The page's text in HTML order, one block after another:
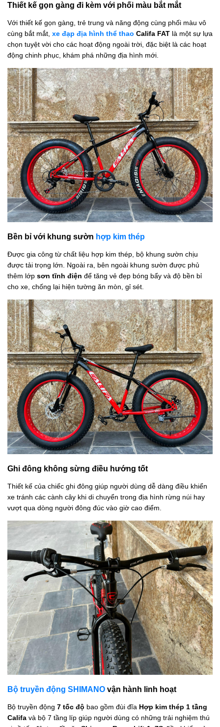
Thiết kế gọn gàng đi kèm với phối màu bắt mắt
Với thiết kế gọn gàng, trẻ trung và năng động cùng phối màu vô
cùng bắt mắt, xe đạp địa hình thể thao Califa FAT là một sự lựa
chọn tuyệt vời cho các hoạt động ngoài trời, đặc biệt là các hoạt
động chinh phục, khám phá những địa hình mới.
Bền bỉ với khung sườn hợp kim thép
Được gia công từ chất liệu hợp kim thép, bộ khung sườn chịu
được tải trọng lớn. Ngoài ra, bên ngoài khung sườn được phủ
thêm lớp sơn tĩnh điện để tăng vẻ đẹp bóng bẩy và độ bền bỉ
cho xe, chống lại hiện tường ăn mòn, gỉ sét.
Ghi đông không sừng điều hướng tốt
Thiết kế của chiếc ghi đông giúp người dùng dễ dàng điều khiển
xe tránh các cành cây khi di chuyển trong địa hình rừng núi hay
vượt qua dòng người đông đúc vào giờ cao điểm.
Bộ truyền động SHIMANO vận hành linh hoạt
Bộ truyền động 7 tốc độ bao gồm đùi đĩa Hợp kim thép 1 tầng
Califa và bộ 7 tầng líp giúp người dùng có những trải nghiệm thú